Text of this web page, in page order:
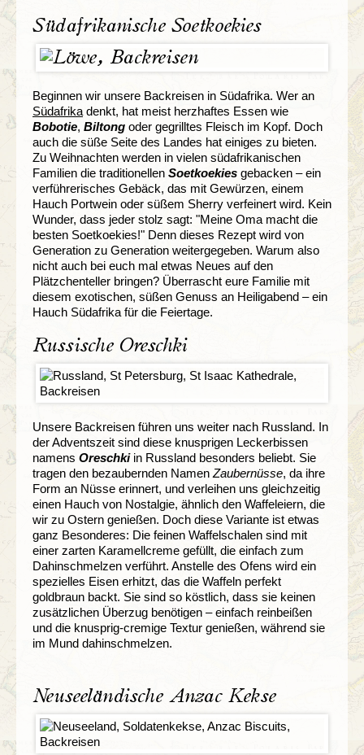
Südafrikanische Soetkoekies
Beginnen wir unsere Backreisen in Südafrika. Wer an
Südafrika denkt, hat meist herzhaftes Essen wie
Bobotie, Biltong oder gegrilltes Fleisch im Kopf. Doch
auch die süße Seite des Landes hat einiges zu bieten.
Zu Weihnachten werden in vielen südafrikanischen
Familien die traditionellen Soetkoekies gebacken – ein
verführerisches Gebäck, das mit Gewürzen, einem
Hauch Portwein oder süßem Sherry verfeinert wird. Kein
Wunder, dass jeder stolz sagt: "Meine Oma macht die
besten Soetkoekies!" Denn dieses Rezept wird von
Generation zu Generation weitergegeben. Warum also
nicht auch bei euch mal etwas Neues auf den
Plätzchenteller bringen? Überrascht eure Familie mit
diesem exotischen, süßen Genuss an Heiligabend – ein
Hauch Südafrika für die Feiertage.
Russische Oreschki
Unsere Backreisen führen uns weiter nach Russland. In
der Adventszeit sind diese knusprigen Leckerbissen
namens Oreschkiin Russland besonders beliebt. Sie
tragen den bezaubernden Namen Zaubernüsse, da ihre
Form an Nüsse erinnert, und verleihen uns gleichzeitig
einen Hauch von Nostalgie, ähnlich den Waffeleiern, die
wir zu Ostern genießen. Doch diese Variante ist etwas
ganz Besonderes: Die feinen Waffelschalen sind mit
einer zarten Karamellcreme gefüllt, die einfach zum
Dahinschmelzen verführt. Anstelle des Ofens wird ein
spezielles Eisen erhitzt, das die Waffeln perfekt
goldbraun backt. Sie sind so köstlich, dass sie keinen
zusätzlichen Überzug benötigen – einfach reinbeißen
und die knusprig-cremige Textur genießen, während sie
im Mund dahinschmelzen.
Neuseeländische Anzac Kekse